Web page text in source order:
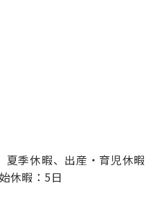
夏季休暇、出産・育児休
休暇：5日